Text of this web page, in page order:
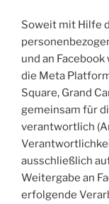
Soweit mit Hilfe
und an
die Meta
Square, Grand
gemeinsam für
verantwortlich
ausschließlich
Weitergabe an
erfolgende